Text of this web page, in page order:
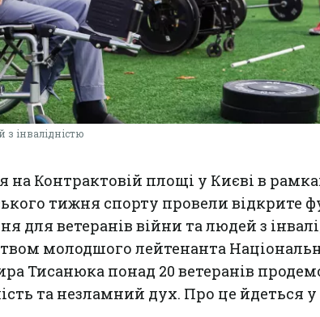
з інвалідністю
на Контрактовій площі у Києві в
тижня спорту провели відкрите
для ветеранів війни та людей з
молодшого лейтенанта
Тисанюка понад 20 ветеранів
та незламний дух. Про це йдеться